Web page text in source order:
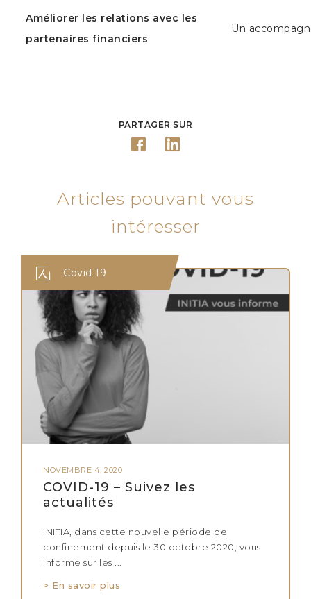
Améliorer les relations avec les
partenaires financiers
Un
PARTAGER SUR
Articles pouvant vous
intéresser
Covid 19
NOVEMBRE 4, 2020
COVID-19 – Suivez les
actualités
INITIA, dans cette nouvelle période de
confinement depuis le 30 octobre 2020, vous
informe sur les ...
> En savoir plus